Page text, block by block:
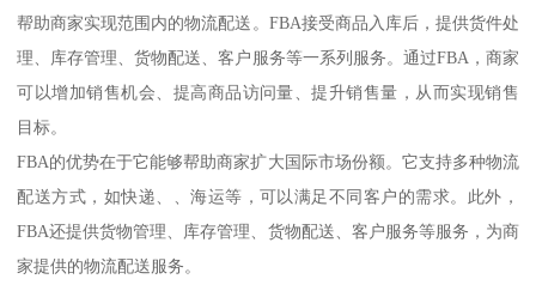
帮助商家实现范围内的物流配送。FBA接受商品入库后，提供货件处
理、库存管理、货物配送、客户服务等一系列服务。通过FBA，商家
可以增加销售机会、提高商品访问量、提升销售量，从而实现销售
目标。
FBA的优势在于它能够帮助商家扩大国际市场份额。它支持多种物流
配送方式，如快递、、海运等，可以满足不同客户的需求。此外，
FBA还提供货物管理、库存管理、货物配送、客户服务等服务，为商
家提供的物流配送服务。